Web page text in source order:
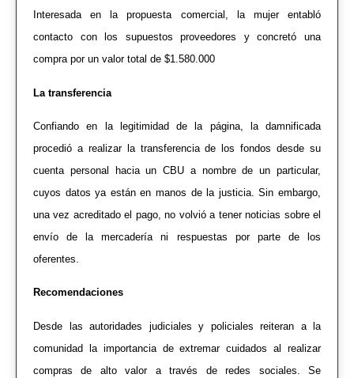
Interesada en la propuesta comercial, la mujer entabló
contacto con los supuestos proveedores y concretó una
compra por un valor total de $1.580.000
La transferencia
Confiando en la legitimidad de la página, la damnificada
procedió a realizar la transferencia de los fondos desde su
cuenta personal hacia un CBU a nombre de un particular,
cuyos datos ya están en manos de la justicia. Sin embargo,
una vez acreditado el pago, no volvió a tener noticias sobre el
envío de la mercadería ni respuestas por parte de los
oferentes.
Recomendaciones
Desde las autoridades judiciales y policiales reiteran a la
comunidad la importancia de extremar cuidados al realizar
compras de alto valor a través de redes sociales. Se